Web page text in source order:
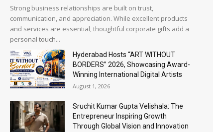
Strong business relationships are built on trust,
communication, and appreciation. While excellent products
and services are essential, thoughtful corporate gifts add a
personal touch...
Hyderabad Hosts “ART WITHOUT
BORDERS” 2026, Showcasing Award-
Winning International Digital Artists
August 1, 2026
Sruchit Kumar Gupta Velishala: The
Entrepreneur Inspiring Growth
Through Global Vision and Innovation